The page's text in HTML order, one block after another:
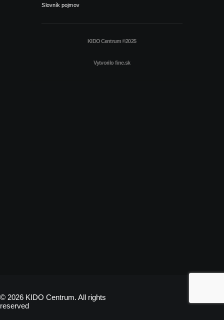
Slovník pojmov
KIDO Centrum ©2025
Vytvorilo fine.sk
© 2026 KIDO Centrum. All rights
reserved